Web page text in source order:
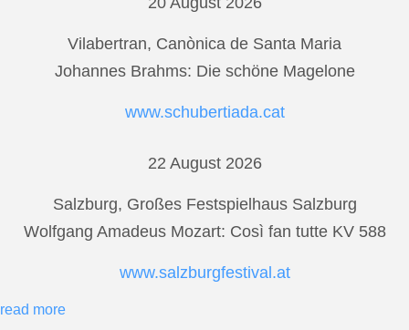
Vilabertran, Canònica de Santa Maria
Johannes Brahms: Die schöne Magelone
www.schubertiada.cat
22 August 2026
Salzburg, Großes Festspielhaus Salzburg
Wolfgang Amadeus Mozart: Così fan tutte KV 588
www.salzburgfestival.at
read more